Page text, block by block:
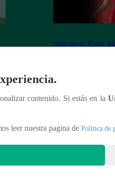
Sara no es Kara,
contenido. Si estás en la
leer nuestra pagina de Política de